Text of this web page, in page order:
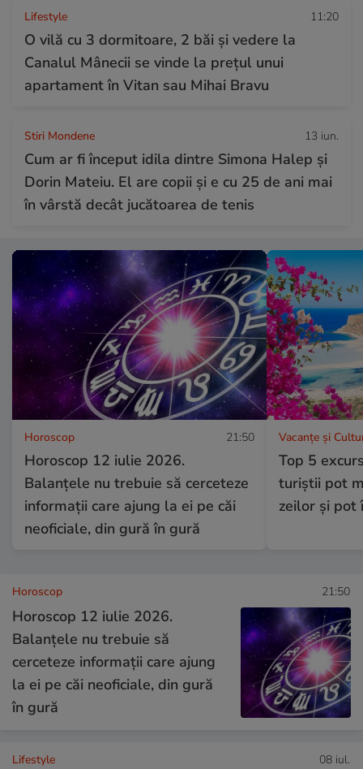
Lifestyle 11:20
O vilă cu 3 dormitoare, 2 băi și vedere la
Canalul Mânecii se vinde la prețul unui
apartament în Vitan sau Mihai Bravu
Stiri Mondene 13 iun.
Cum ar fi început idila dintre Simona Halep și
Dorin Mateiu. El are copii și e cu 25 de ani mai
în vârstă decât jucătoarea de tenis
Horoscop 21:50
Horoscop 12 iulie 2026.
Balanțele nu trebuie să cerceteze
informații care ajung la ei pe căi
neoficiale, din gură în gură
Vacanțe și
Top 5
turiștii pot
zeilor și pot
Horoscop 21:50
Horoscop 12 iulie 2026.
Balanțele nu trebuie să
cerceteze informații care ajung
la ei pe căi neoficiale, din gură
în gură
Lifestyle 08 iul.